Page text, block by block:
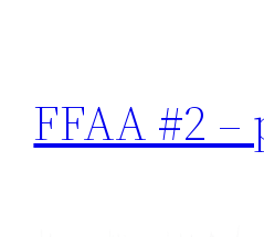
FFAA #2